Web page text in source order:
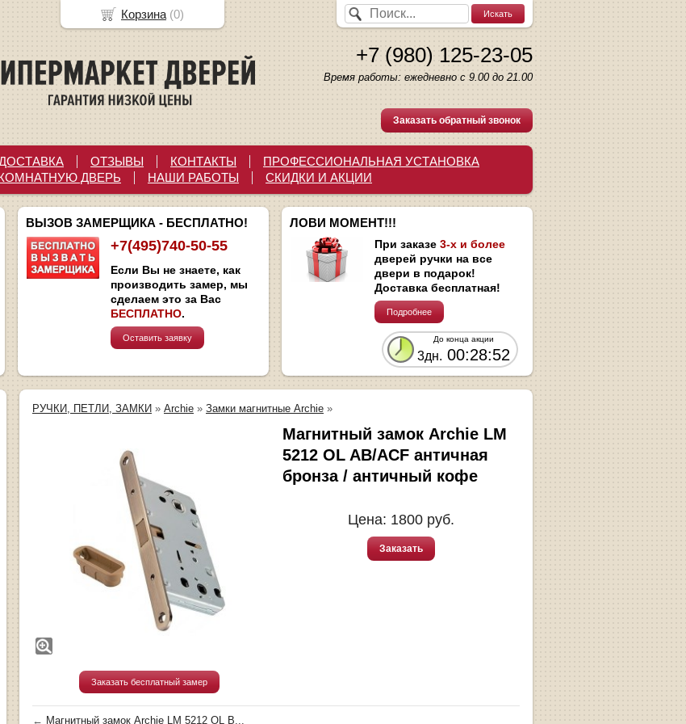
+7 (980) 125-23-05
Время работы: ежедневно с 9.00 до 21.00
Заказать обратный звонок
ОТЗЫВЫ КОНТАКТЫ
ПРОФЕССИОНАЛЬНАЯ УСТАНОВКА
ДВЕРЬ НАШИ РАБОТЫ СКИДКИ И АКЦИИ
ВЫЗОВ ЗАМЕРЩИКА - БЕСПЛАТНО!
+7(495)740-50-55
Если Вы не знаете, как
производить замер, мы
сделаем это за Вас
БЕСПЛАТНО.
Оставить заявку
ЛОВИ МОМЕНТ!!!
При заказе 3-х и более
дверей ручки на все
двери в подарок!
Доставка бесплатная!
Подробнее
До конца акции
3дн. 00:28:51
РУЧКИ, ПЕТЛИ, ЗАМКИ » Archie » Замки магнитные Archie »
Заказать бесплатный замер
Магнитный замок Archie LM
5212 OL AB/ACF античная
бронза / античный кофе
Цена: 1800 руб.
Заказать
← Магнитный замок Archie LM 5212 OL B...
Корзина (0)